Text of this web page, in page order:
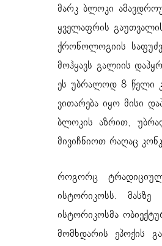
მარკ ბლოკი
ყველაფრის
ქრონოლოგიის
მოჰყავს გალიის
ეს უბრალოდ 8 წელი
ვითარება იყო მისი
ბლოკის აზრით,
მივიჩნიოთ რაღაც
როგორც
ისტორიკოსს.
ისტორიკოსმა
მომხდარის ეპოქის